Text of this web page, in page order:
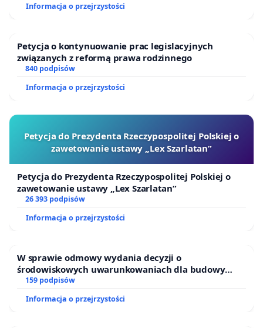
Informacja o przejrzystości
Petycja o kontynuowanie prac legislacyjnych
związanych z reformą prawa rodzinnego
840 podpisów
Informacja o przejrzystości
Petycja do Prezydenta Rzeczypospolitej Polskiej o
zawetowanie ustawy „Lex Szarlatan”
Petycja do Prezydenta Rzeczypospolitej Polskiej o
zawetowanie ustawy „Lex Szarlatan”
26 393 podpisów
Informacja o przejrzystości
W sprawie odmowy wydania decyzji o
środowiskowych uwarunkowaniach dla budowy
zakładu wytwarzania biometanu „Krynki” w
Puszczy Knyszyńskiej
159 podpisów
Informacja o przejrzystości